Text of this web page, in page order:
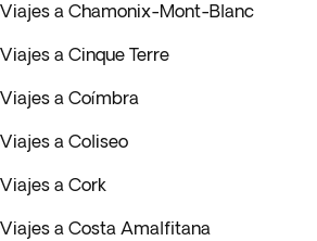
Viajes a Chamonix-Mont-Blanc
Viajes a Cinque Terre
Viajes a Coímbra
Viajes a Coliseo
Viajes a Cork
Viajes a Costa Amalfitana